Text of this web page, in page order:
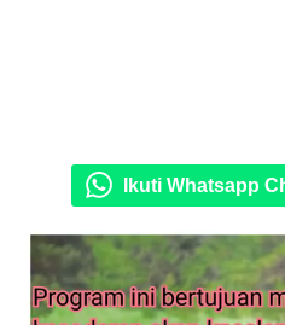
Ikuti Whatsapp